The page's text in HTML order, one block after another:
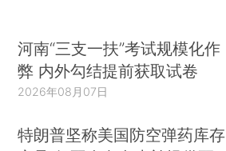
河南“三支一扶”考试规模化作
弊 内外勾结提前获取试卷
2026年08月07日
特朗普坚称美国防空弹药库存